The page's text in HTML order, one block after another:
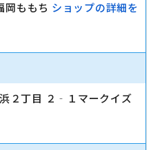
岡ももち ショップの詳細を
２丁目 ２‐１マークイズ